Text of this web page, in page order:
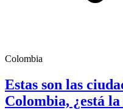
Colombia
Estas son las
Colombia, ¿está la